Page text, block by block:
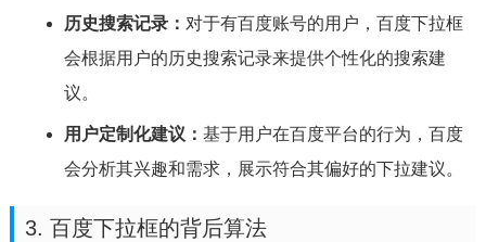
历史搜索记录： 对于有百度账号的用户，百度下拉框
会根据用户的历史搜索记录来提供个性化的搜索建
议。
用户定制化建议： 基于用户在百度平台的行为，百度
会分析其兴趣和需求，展示符合其偏好的下拉建议。
3. 百度下拉框的背后算法